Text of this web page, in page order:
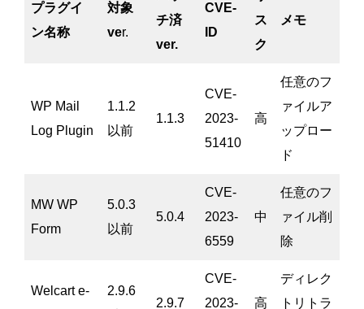
プラグイ
ン名称
対象
ver.
チ済
ver.
CVE-
ID
ス
ク
メモ
WP Mail
Log Plugin
1.1.2
以前
1.1.3
CVE-
2023-
51410
高
任意のフ
ァイルア
ップロー
ド
MW WP
Form
5.0.3
以前
5.0.4
CVE-
2023-
6559
中
任意のフ
ァイル削
除
Welcart e-
2.9.6
2.9.7
CVE-
2023-
高
ディレク
トリトラ